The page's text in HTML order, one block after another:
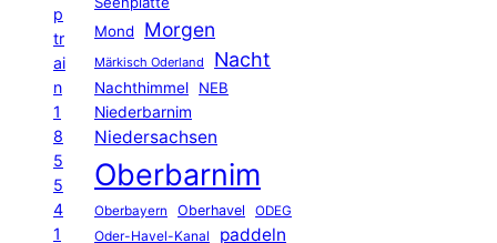
p
tr
ai
n
1
8
5
5
4
1
Mond
Morgen
Märkisch Oderland Nacht
Nachthimmel
NEB
Niederbarnim
Niedersachsen
Oberbarnim
Oberbayern Oberhavel ODEG
Oder-Havel-Kanal paddeln